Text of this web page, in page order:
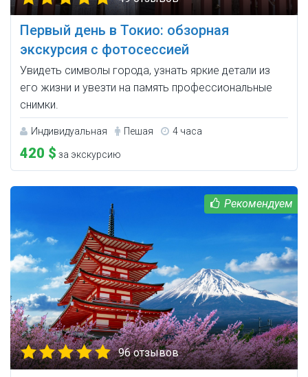
Первый день в Токио: обзорная
экскурсия с фотосессией
Увидеть символы города, узнать яркие детали из
его жизни и увезти на память профессиональные
снимки.
Индивидуальная Пешая 4 часа
420 $ за экскурсию
96 отзывов